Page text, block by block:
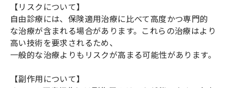
【リスクについて】
自由診療には、保険適用治療に比べて高度かつ専門的
な治療が含まれる場合があります。これらの治療はより
高い技術を要求されるため、
一般的な治療よりもリスクが高まる可能性があります。
【副作用について】